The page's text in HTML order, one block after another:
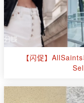
【闪促】